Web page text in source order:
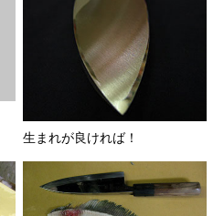
生まれが良ければ！